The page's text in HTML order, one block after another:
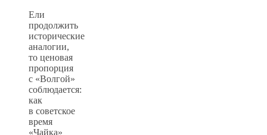
Ели
продолжить
исторические
аналогии,
то ценовая
пропорция
с «Волгой»
соблюдается:
как
в советское
время
«Чайка»